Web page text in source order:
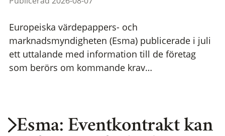
Europeiska värdepappers- och
marknadsmyndigheten (Esma) publicerade i juli
ett uttalande med information till de företag
som berörs om kommande krav…
Esma: Eventkontrakt kan